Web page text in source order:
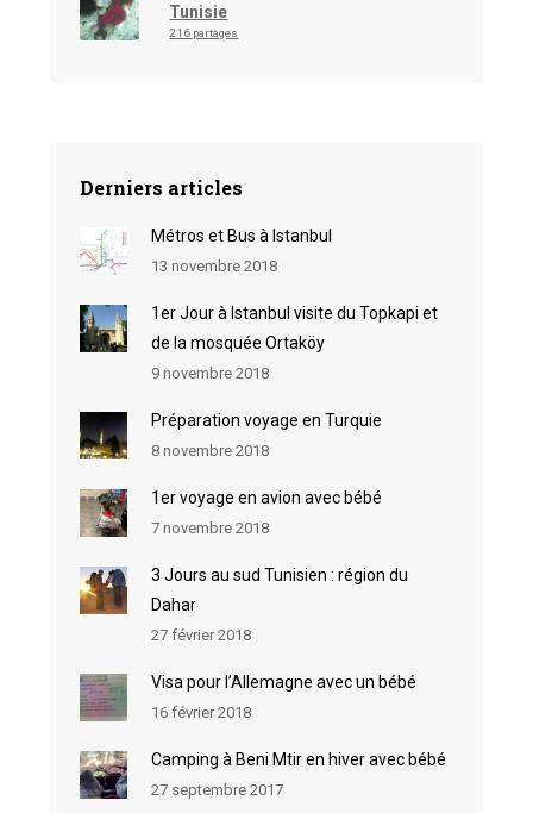
Tunisie
216 partages
Derniers articles
Métros et Bus à Istanbul
13 novembre 2018
1er Jour à Istanbul visite du Topkapi et
de la mosquée Ortaköy
9 novembre 2018
Préparation voyage en Turquie
8 novembre 2018
1er voyage en avion avec bébé
7 novembre 2018
3 Jours au sud Tunisien : région du
Dahar
27 février 2018
Visa pour l’Allemagne avec un bébé
16 février 2018
Camping à Beni Mtir en hiver avec bébé
27 septembre 2017